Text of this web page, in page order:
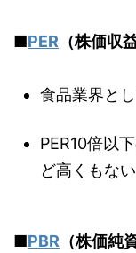
■PER （株価収
食品業界と
PER10倍以
ど高くもな
■PBR （株価純